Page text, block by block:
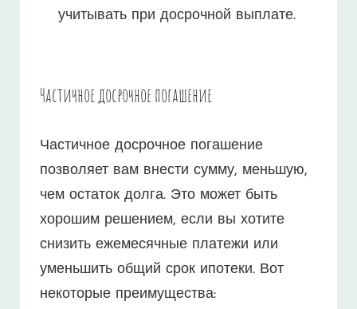
учитывать при досрочной выплате.
Частичное досрочное погашение
Частичное досрочное погашение
позволяет вам внести сумму, меньшую,
чем остаток долга. Это может быть
хорошим решением, если вы хотите
снизить ежемесячные платежи или
уменьшить общий срок ипотеки. Вот
некоторые преимущества: